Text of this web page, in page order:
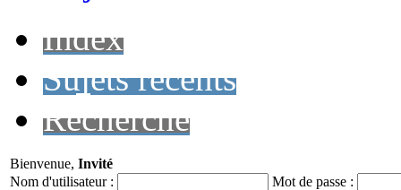
Index
Sujets récents
Recherche
Bienvenue, Invité
Nom d'utilisateur :
Mot de passe :